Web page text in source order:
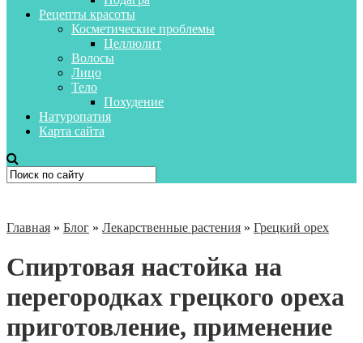
Рецепты красоты
Косметические проблемы
Целлюлит
Волосы
Лицо
Тело
Похудение
Натуропатия
Карта сайта
Главная » Блог » Лекарственные растения » Грецкий орех
Спиртовая настойка на
перегородках грецкого ореха
приготовление, применение